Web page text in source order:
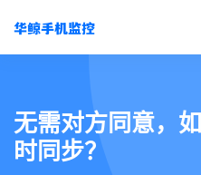
无需对方同意，
时同步？